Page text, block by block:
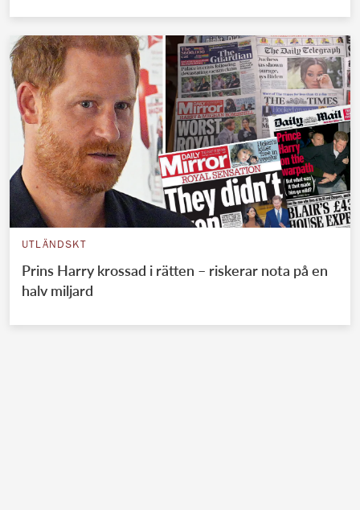
UTLÄNDSKT
Prins Harry krossad i rätten – riskerar nota på en
halv miljard